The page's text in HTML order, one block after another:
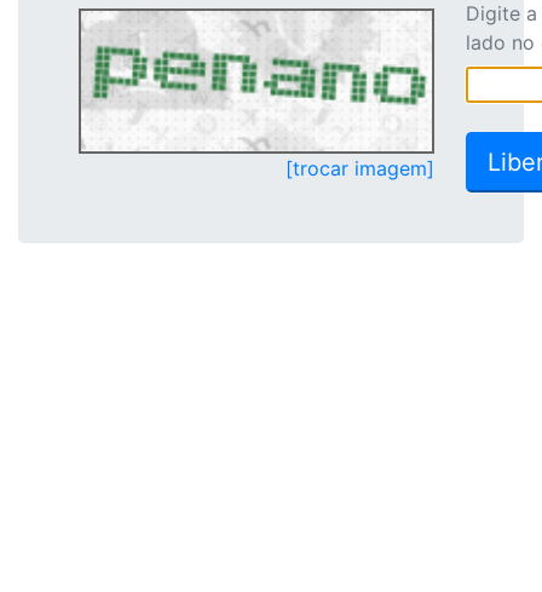
[trocar imagem]
Digite
lado no